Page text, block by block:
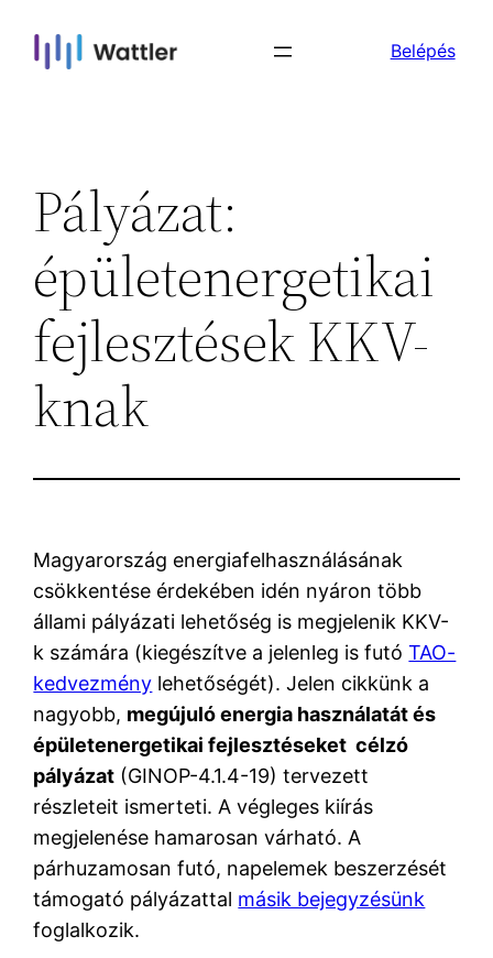
Belépés
Pályázat:
épületenergetikai
fejlesztések KKV-
knak
Magyarország energiafelhasználásának
csökkentése érdekében idén nyáron több
állami pályázati lehetőség is megjelenik KKV-
k számára (kiegészítve a jelenleg is futóTAO-
kedvezmény lehetőségét). Jelen cikkünk a
nagyobb, megújuló energia használatát és
épületenergetikai fejlesztéseket célzó
pályázat (GINOP-4.1.4-19) tervezett
részleteit ismerteti. A végleges kiírás
megjelenése hamarosan várható. A
párhuzamosan futó, napelemek beszerzését
támogató pályázattal másik bejegyzésünk
foglalkozik.